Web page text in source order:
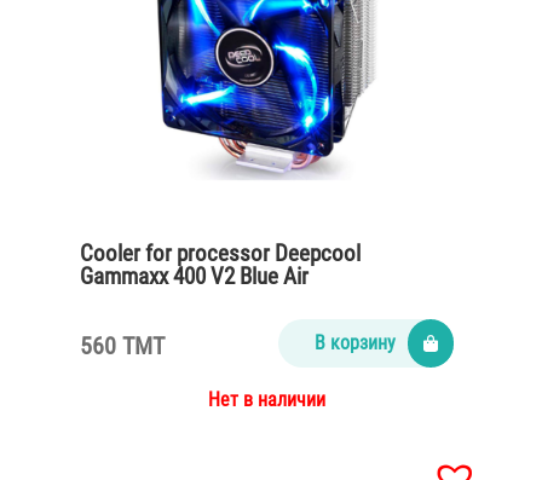
Cooler for processor Deepcool
Gammaxx 400 V2 Blue Air
560 TMT В корзину
Нет в наличии